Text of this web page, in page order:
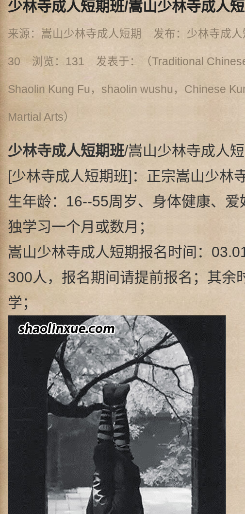
少林寺成人短期班/嵩山少林寺成人
来源：嵩山少林寺成人短期 发布：少林寺成
30 浏览： 131 发表于：（Traditional
Shaolin Kung Fu，shaolin wushu，Chinese
Martial Arts）
少林寺成人短期班/嵩山少林寺成人
[少林寺成人短期班]：正宗嵩山少林
生年龄：16--55周岁、身体健康、爱
独学习一个月或数月；
嵩山少林寺成人短期报名时间：
300人，报名期间请提前报名；其余
学；